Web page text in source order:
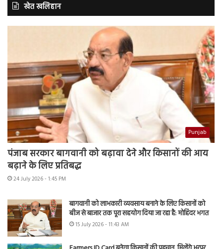
खेत खलिहान
Punjab
पंजाब सरकार बागवानी को बढ़ावा देने और किसानों की आय
बढ़ाने के लिए प्रतिबद्ध
24 July 2026 - 1:45 PM
बागवानी को लाभकारी व्यवसाय बनाने के लिए किसानों को
बीज से बाजार तक पूरा सहयोग दिया जा रहा है: मोहिंदर भगत
15 July 2026 - 11:43 AM